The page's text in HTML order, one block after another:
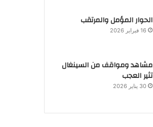
الحوار المؤمل والمرتقب
16 فبراير 2026
مشاهد ومواقف من السينغال
تثير العجب
30 يناير 2026